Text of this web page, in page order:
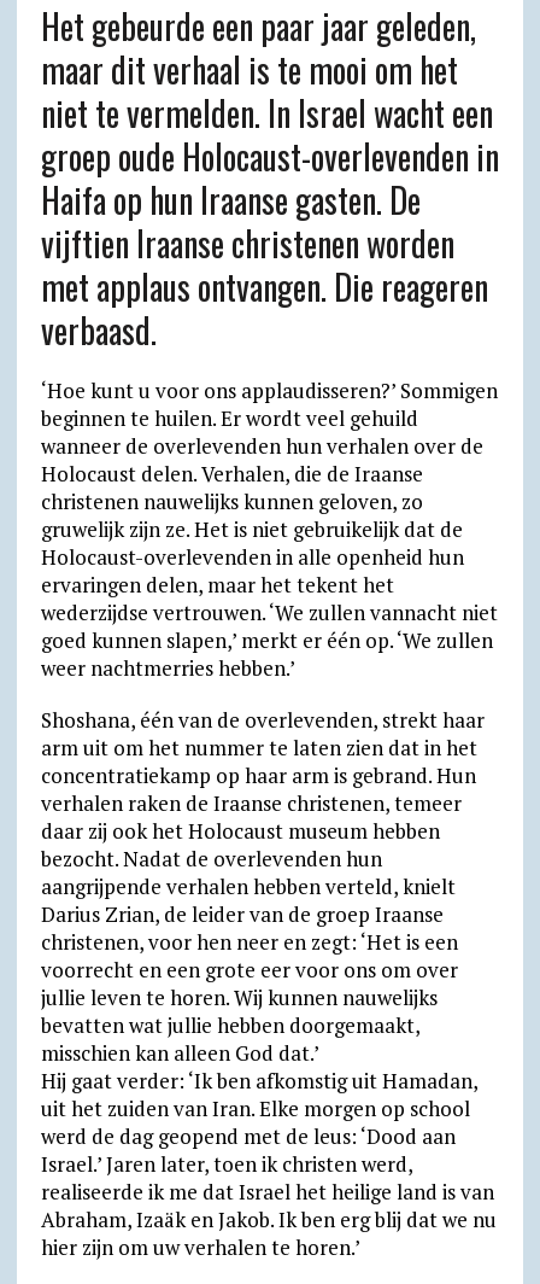
a
t
s
p
p
l
e
g
a
m
c
e
b
o
o
k
i
n
t
F
r
i
e
n
y
a
i
l
a
i
l
t
l
o
o
k
.
c
o
i
n
t
Het gebeurde een paar jaar geleden,
maar dit verhaal is te mooi om het
niet te vermelden. In Israel wacht een
groep oude Holocaust-overlevenden in
Haifa op hun Iraanse gasten. De
vijftien Iraanse christenen worden
met applaus ontvangen. Die reageren
verbaasd.
‘Hoe kunt u voor ons applaudisseren?’ Sommigen
beginnen te huilen. Er wordt veel gehuild
wanneer de overlevenden hun verhalen over de
Holocaust delen. Verhalen, die de Iraanse
christenen nauwelijks kunnen geloven, zo
gruwelijk zijn ze. Het is niet gebruikelijk dat de
Holocaust-overlevenden in alle openheid hun
ervaringen delen, maar het tekent het
wederzijdse vertrouwen. ‘We zullen vannacht niet
goed kunnen slapen,’ merkt er één op. ‘We zullen
weer nachtmerries hebben.’
Shoshana, één van de overlevenden, strekt haar
arm uit om het nummer te laten zien dat in het
concentratiekamp op haar arm is gebrand. Hun
verhalen raken de Iraanse christenen, temeer
daar zij ook het Holocaust museum hebben
bezocht. Nadat de overlevenden hun
aangrijpende verhalen hebben verteld, knielt
Darius Zrian, de leider van de groep Iraanse
christenen, voor hen neer en zegt: ‘Het is een
voorrecht en een grote eer voor ons om over
jullie leven te horen. Wij kunnen nauwelijks
bevatten wat jullie hebben doorgemaakt,
misschien kan alleen God dat.’
Hij gaat verder: ‘Ik ben afkomstig uit Hamadan,
uit het zuiden van Iran. Elke morgen op school
werd de dag geopend met de leus: ‘Dood aan
Israel.’ Jaren later, toen ik christen werd,
realiseerde ik me dat Israel het heilige land is van
Abraham, Izaäk en Jakob. Ik ben erg blij dat we nu
hier zijn om uw verhalen te horen.’